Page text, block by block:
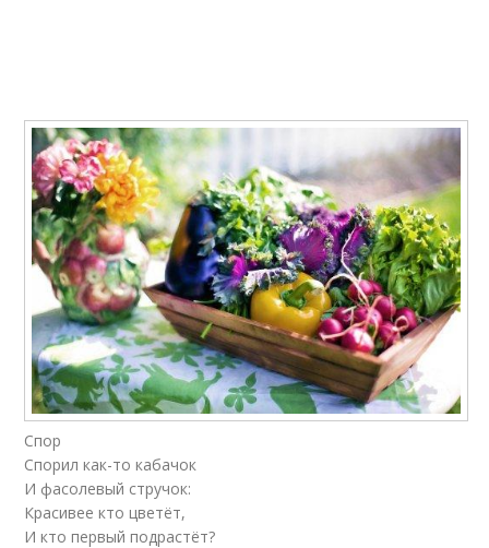
Спор
Спорил как-то кабачок
И фасолевый стручок:
Красивее кто цветёт,
И кто первый подрастёт?